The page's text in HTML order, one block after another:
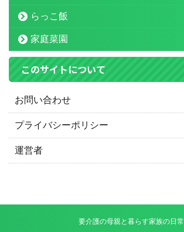
らっこ飯
家庭菜園
このサイトについて
お問い合わせ
プライバシーポリシー
運営者
要介護の母親と暮らす家族の日常